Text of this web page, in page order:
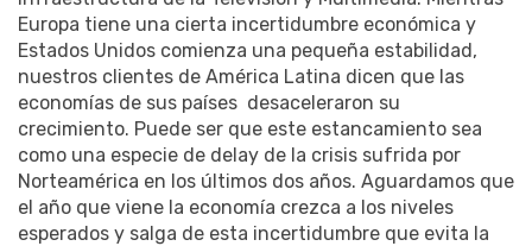
Europa tiene una cierta incertidumbre económica y
Estados Unidos comienza una pequeña estabilidad,
nuestros clientes de América Latina dicen que las
economías de sus países desaceleraron su
crecimiento. Puede ser que este estancamiento sea
como una especie de delay de la crisis sufrida por
Norteamérica en los últimos dos años. Aguardamos que
el año que viene la economía crezca a los niveles
esperados y salga de esta incertidumbre que evita la